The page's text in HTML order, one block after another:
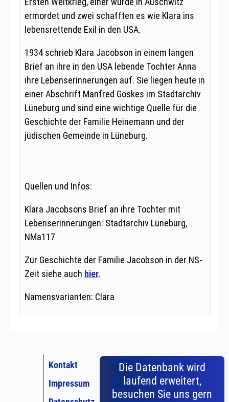
Kontakt
Impressum
Die Datenbank wird
laufend erweitert,
besuchen Sie uns gern